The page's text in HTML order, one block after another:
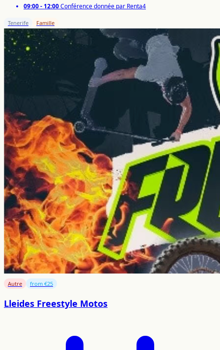
09:00 - 12:00Conférence donnée par Renta4
Tenerife Famille
Autre from €25
Lleides Freestyle Motos